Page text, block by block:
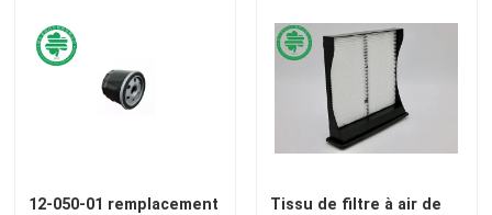
12-050-01 remplacement
Tissu de filtre à air de